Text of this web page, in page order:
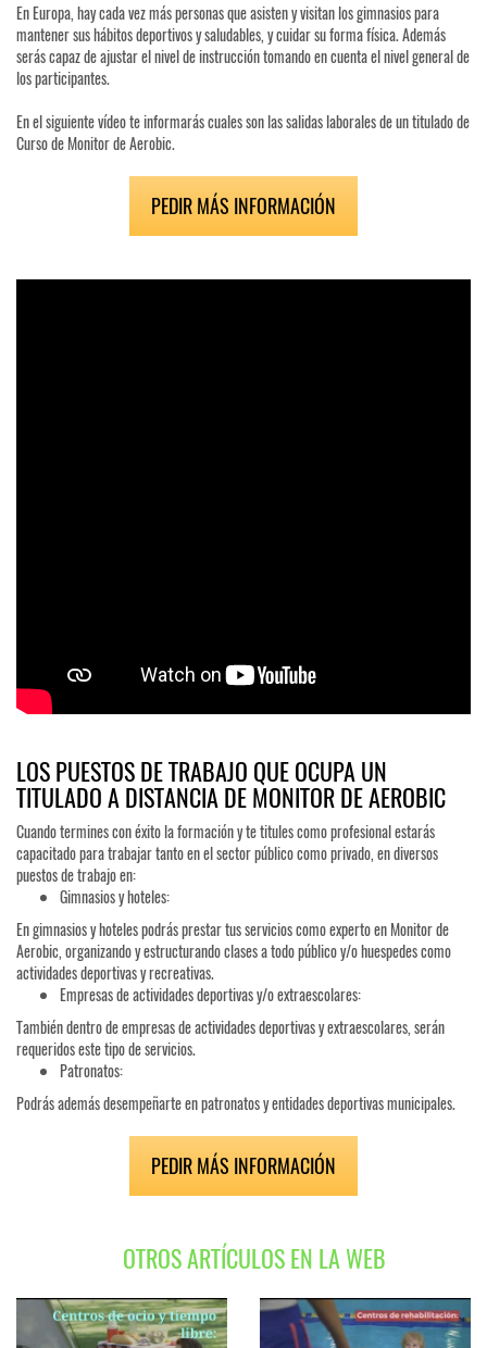
En Europa, hay cada vez más personas que asisten y visitan los gimnasios para
mantener sus hábitos deportivos y saludables, y cuidar su forma física. Además
serás capaz de ajustar el nivel de instrucción tomando en cuenta el nivel general de
los participantes.
En el siguiente vídeo te informarás cuales son las salidas laborales de un titulado de
Curso de Monitor de Aerobic.
PEDIR MÁS INFORMACIÓN
LOS PUESTOS DE TRABAJO QUE OCUPA UN
TITULADO A DISTANCIA DE MONITOR DE AEROBIC
Cuando termines con éxito la formación y te titules como profesional estarás
capacitado para trabajar tanto en el sector público como privado, en diversos
puestos de trabajo en:
Gimnasios y hoteles:
En gimnasios y hoteles podrás prestar tus servicios como experto en Monitor de
Aerobic, organizando y estructurando clases a todo público y/o huespedes como
actividades deportivas y recreativas.
Empresas de actividades deportivas y/o extraescolares:
También dentro de empresas de actividades deportivas y extraescolares, serán
requeridos este tipo de servicios.
Patronatos:
Podrás además desempeñarte en patronatos y entidades deportivas municipales.
PEDIR MÁS INFORMACIÓN
OTROS ARTÍCULOS EN LA WEB